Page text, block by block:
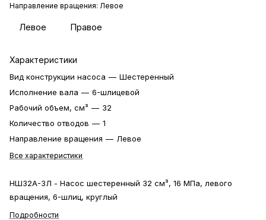
Направление вращения: Левое
Левое Правое
Характеристики
Вид конструкции насоса — Шестеренный
Исполнение вала — 6-шлицевой
Рабочий объем, см³ — 32
Количество отводов — 1
Направление вращения — Левое
Все характеристики
НШ32А-3Л - Насос шестеренный 32 см³, 16 МПа, левого
вращения, 6-шлиц, круглый
Подробности